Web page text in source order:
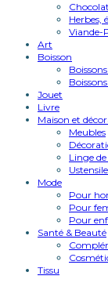
Chocolat
Herbes,
Viande-
Art
Boisson
Jouet
Livre
Maison et
Meubles
Linge
Mode
Pour
Pour
Pour
Santé & Beauté
Tissu